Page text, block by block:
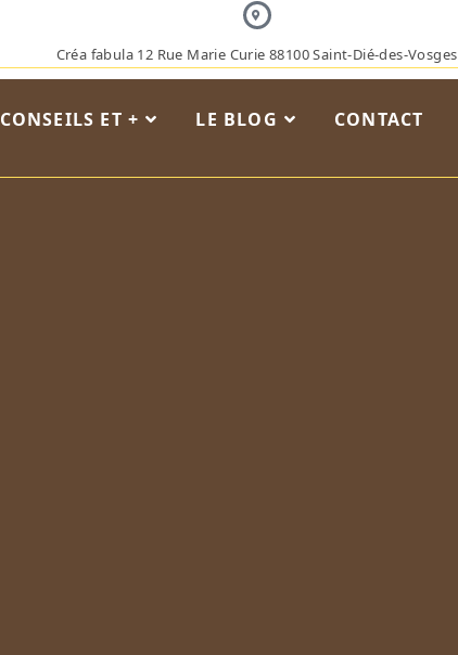
Créa fabula 12 Rue Marie Curie 88100 Saint-Dié-des-Vosges
CONSEILS ET + LE BLOG CONTACT